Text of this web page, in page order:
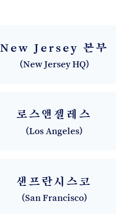
New Jersey 본부
(New Jersey HQ)
로스앤젤레스
(Los Angeles)
샌프란시스코
(San Francisco)